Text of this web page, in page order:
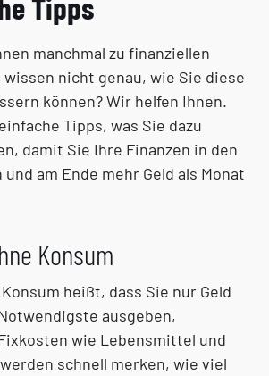
manchmal zu finanziellen
wissen nicht genau, wie Sie diese
können? Wir helfen Ihnen.
Tipps, was Sie dazu
damit Sie Ihre Finanzen in den
am Ende mehr Geld als Monat
Konsum
heißt, dass Sie nur Geld
ausgeben,
wie Lebensmittel und
schnell merken, wie viel